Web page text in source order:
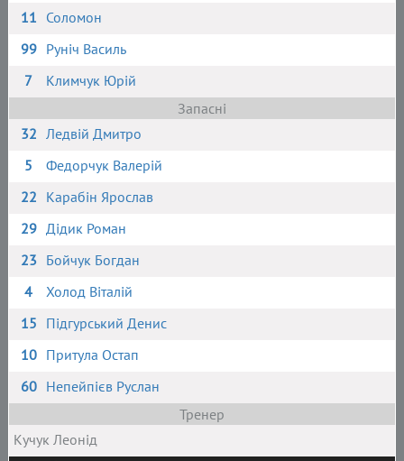
11 Соломон
99 Руніч Василь
7
Климчук Юрій
Запасні
32 Ледвій Дмитро
5
Федорчук Валерій
22 Карабін Ярослав
29 Дідик Роман
23 Бойчук Богдан
4
Холод Віталій
15 Підгурський Денис
10 Притула Остап
60 Непейпієв Руслан
Тренер
Кучук Леонід